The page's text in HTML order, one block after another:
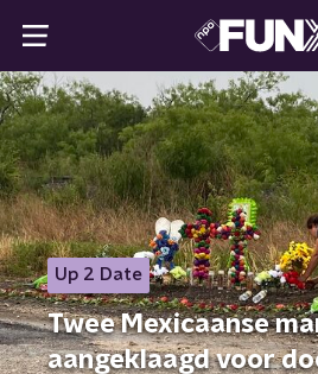
Up 2 Date
Twee Mexicaanse
aangeklaagd voor